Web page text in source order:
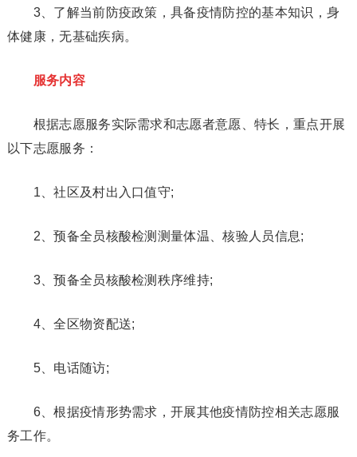
3、了解当前防疫政策，具备疫情防控的基本知识，身
体健康，无基础疾病。
服务内容
根据志愿服务实际需求和志愿者意愿、特长，重点开展
以下志愿服务：
1、社区及村出入口值守;
2、预备全员核酸检测测量体温、核验人员信息;
3、预备全员核酸检测秩序维持;
4、全区物资配送;
5、电话随访;
6、根据疫情形势需求，开展其他疫情防控相关志愿服
务工作。